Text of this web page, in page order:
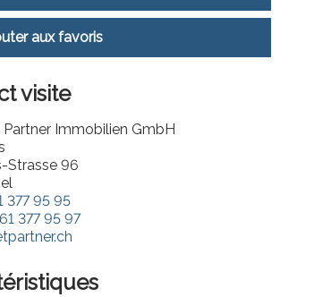
aux favoris
visite
Partner Immobilien GmbH
Strasse 96
377 95 95
377 95 97